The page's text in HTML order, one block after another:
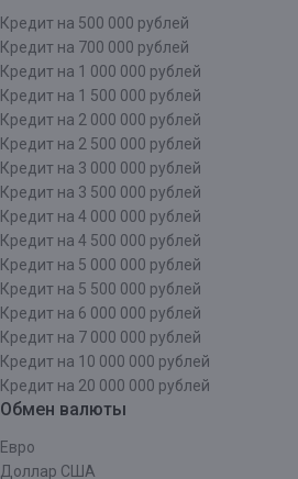
Кредит на 500 000 рублей
Кредит на 700 000 рублей
Кредит на 1 000 000 рублей
Кредит на 1 500 000 рублей
Кредит на 2 000 000 рублей
Кредит на 2 500 000 рублей
Кредит на 3 000 000 рублей
Кредит на 3 500 000 рублей
Кредит на 4 000 000 рублей
Кредит на 4 500 000 рублей
Кредит на 5 000 000 рублей
Кредит на 5 500 000 рублей
Кредит на 6 000 000 рублей
Кредит на 7 000 000 рублей
Кредит на 10 000 000 рублей
Кредит на 20 000 000 рублей
Обмен валюты
Евро
Доллар США